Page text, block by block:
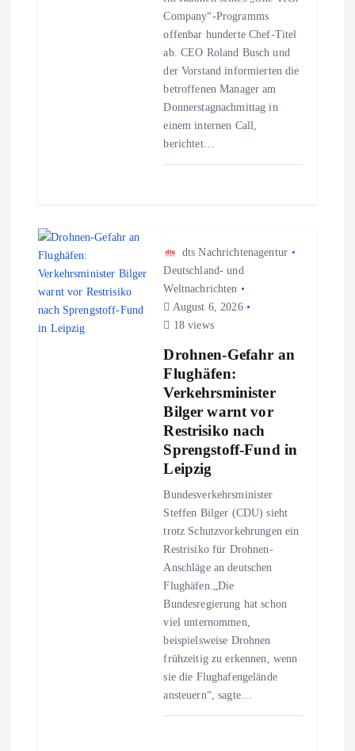
Company“-Programms
offenbar hunderte Chef-Titel
ab. CEO Roland Busch und
der Vorstand informierten die
betroffenen Manager am
Donnerstagnachmittag in
einem internen Call,
berichtet…
dts Nachrichtenagentur
Deutschland- und
Weltnachrichten
August 6, 2026
18 views
Drohnen-Gefahr an
Flughäfen:
Verkehrsminister
Bilger warnt vor
Restrisiko nach
Sprengstoff-Fund in
Leipzig
Bundesverkehrsminister
Steffen Bilger (CDU) sieht
trotz Schutzvorkehrungen ein
Restrisiko für Drohnen-
Anschläge an deutschen
Flughäfen.„Die
Bundesregierung hat schon
viel unternommen,
beispielsweise Drohnen
frühzeitig zu erkennen, wenn
sie die Flughafengelände
ansteuern“, sagte…